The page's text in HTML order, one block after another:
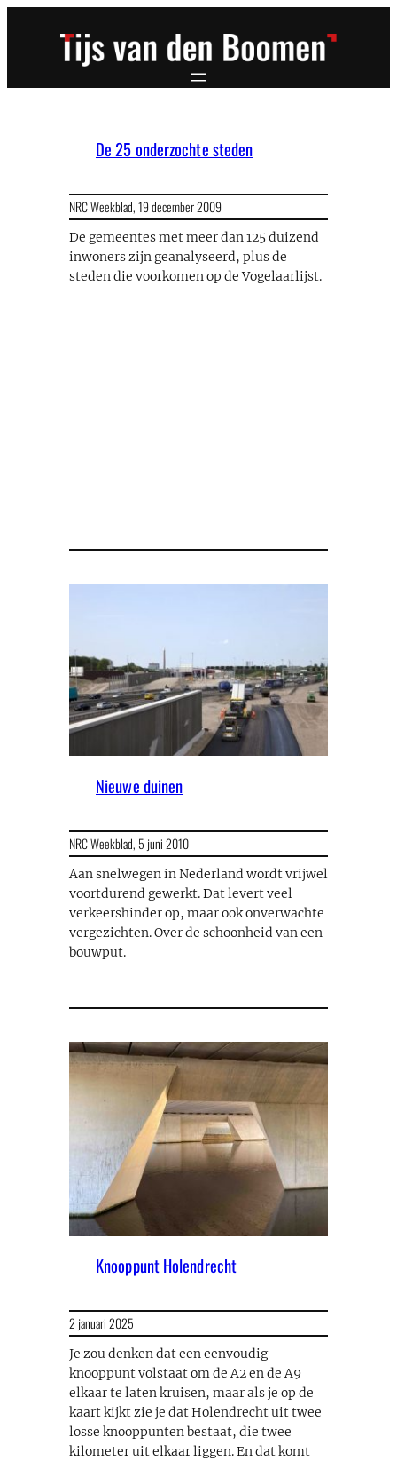
De 25 onderzochte steden
NRC Weekblad,19 december 2009
De gemeentes met meer dan 125 duizend
inwoners zijn geanalyseerd, plus de
steden die voorkomen op de Vogelaarlijst.
Nieuwe duinen
NRC Weekblad,5 juni 2010
Aan snelwegen in Nederland wordt vrijwel
voortdurend gewerkt. Dat levert veel
verkeershinder op, maar ook onverwachte
vergezichten. Over de schoonheid van een
bouwput.
Knooppunt Holendrecht
2 januari 2025
Je zou denken dat een eenvoudig
knooppunt volstaat om de A2 en de A9
elkaar te laten kruisen, maar als je op de
kaart kijkt zie je dat Holendrecht uit twee
losse knooppunten bestaat, die twee
kilometer uit elkaar liggen. En dat komt